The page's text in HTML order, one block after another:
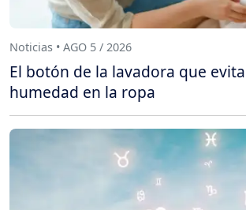
Noticias • AGO 5 / 2026
El botón de la lavadora que
humedad en la ropa